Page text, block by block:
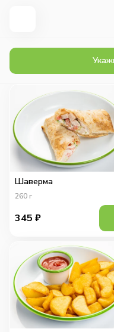
Шаверма
260 г
345 ₽